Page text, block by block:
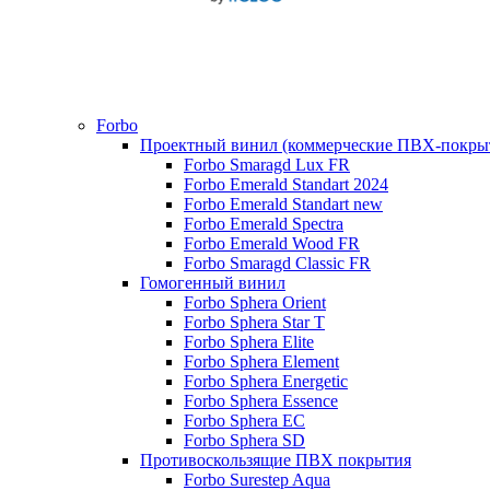
Forbo
Проектный винил (коммерческие ПВХ-
Forbo Smaragd Lux FR
Forbo Emerald Standart 2024
Forbo Emerald Standart new
Forbo Emerald Spectra
Forbo Emerald Wood FR
Forbo Smaragd Classic FR
Гомогенный винил
Forbo Sphera Orient
Forbo Sphera Star T
Forbo Sphera Elite
Forbo Sphera Element
Forbo Sphera Energetic
Forbo Sphera Essence
Forbo Sphera EC
Forbo Sphera SD
Противоскользящие ПВХ покрытия
Forbo Surestep Aqua